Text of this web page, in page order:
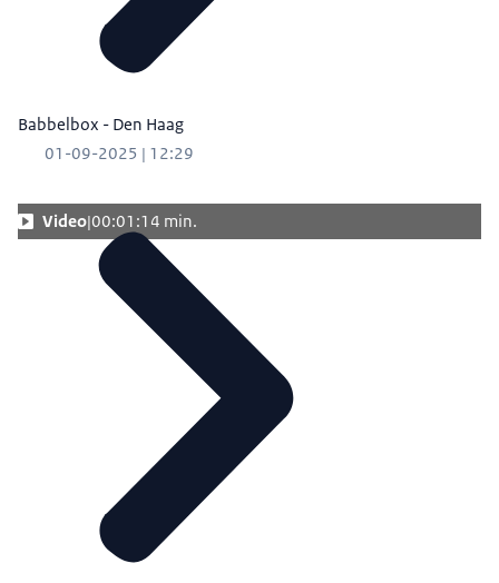
Babbelbox - Den Haag
01-09-2025 | 12:29
Video 00:01:14 min.